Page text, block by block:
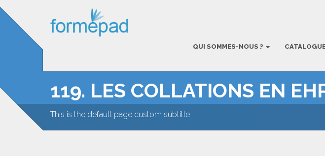
QUI SOMMES-NOUS ?
119. LES COLLATIONS EN
This is the default page custom subtitle